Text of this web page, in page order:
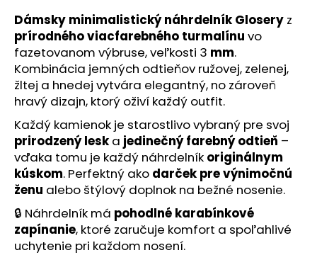
Dámsky minimalistický náhrdelník Glosery z
prírodného viacfarebného turmalínu vo
fazetovanom výbruse, veľkosti 3 mm.
Kombinácia jemných odtieňov ružovej, zelenej,
žltej a hnedej vytvára elegantný, no zároveň
hravý dizajn, ktorý oživí každý outfit.
Každý kamienok je starostlivo vybraný pre svoj
prirodzený lesk a jedinečný farebný odtieň –
vďaka tomu je každý náhrdelník originálnym
kúskom. Perfektný ako darček pre výnimočnú
ženu alebo štýlový doplnok na bežné nosenie.
🔒 Náhrdelník má pohodlné karabínkové
zapínanie, ktoré zaručuje komfort a spoľahlivé
uchytenie pri každom nosení.
d
p
o
r
ú
č
a
m
e